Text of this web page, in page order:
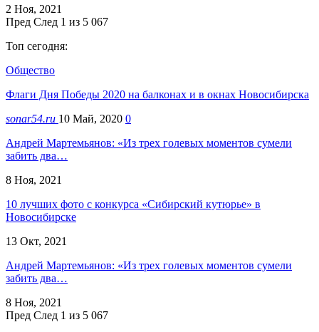
2 Ноя, 2021
Пред След 1 из 5 067
Топ сегодня:
Общество
Флаги Дня Победы 2020 на балконах и в окнах Новосибирска
sonar54.ru 10 Май, 2020 0
Андрей Мартемьянов: «Из трех голевых моментов сумели
забить два…
8 Ноя, 2021
10 лучших фото с конкурса «Сибирский кутюрье» в
Новосибирске
13 Окт, 2021
Андрей Мартемьянов: «Из трех голевых моментов сумели
забить два…
8 Ноя, 2021
Пред След 1 из 5 067